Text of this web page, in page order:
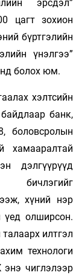
эрсдэл”
цагт зохион
бүртгэлийн
үнэлгээ”
нд болох юм.
хэлтсийн
банк,
боловсролын
хамааралтай
дэлгүүрүүд
бичлэгийг
хүний нэр
үед олширсон.
илтгэл
технологи
энэ чиглэлээр